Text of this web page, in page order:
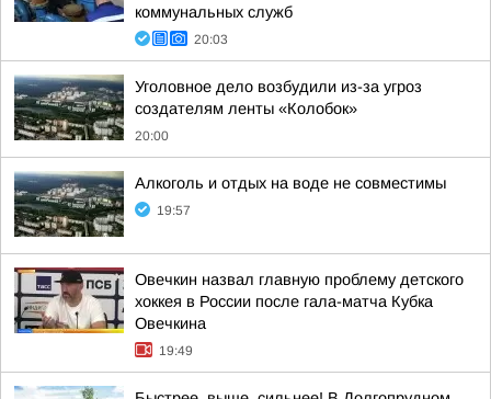
коммунальных служб
20:03
Уголовное дело возбудили из-за угроз
создателям ленты «Колобок»
20:00
Алкоголь и отдых на воде не совместимы
19:57
Овечкин назвал главную проблему детского
хоккея в России после гала-матча Кубка
Овечкина
19:49